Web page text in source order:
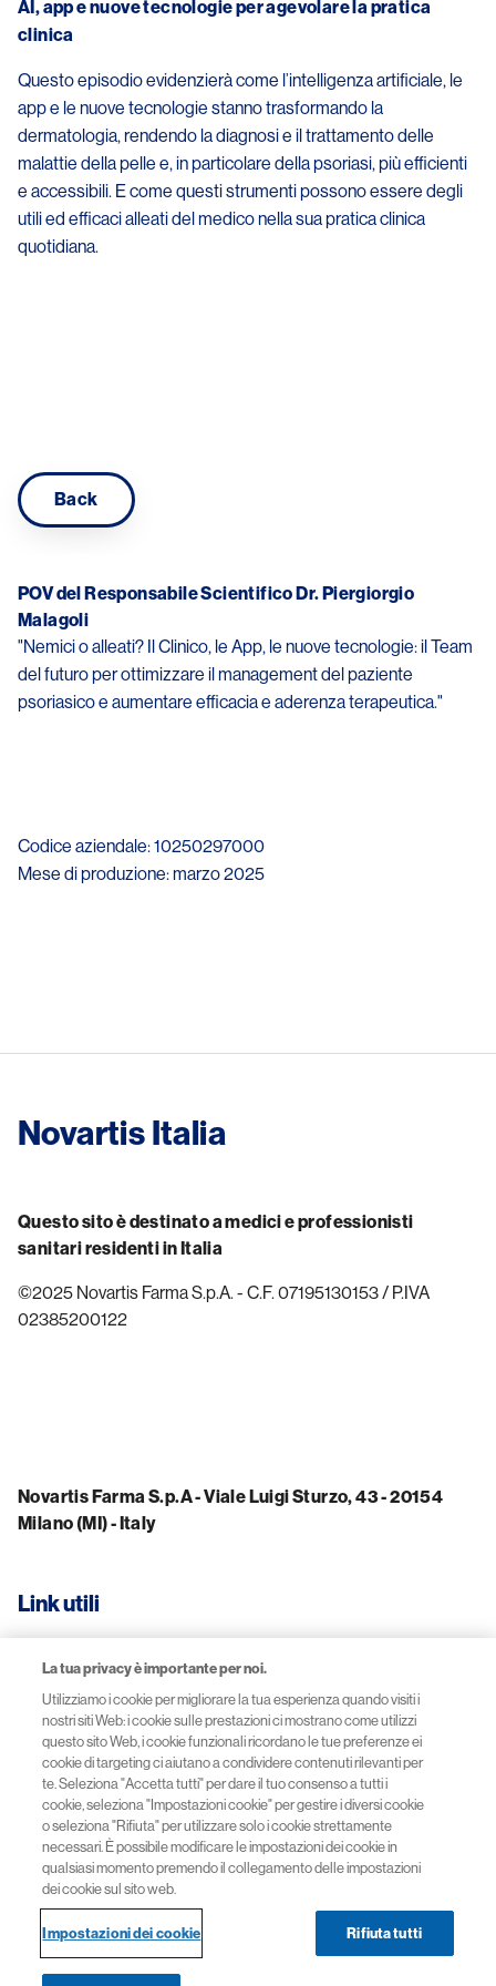
AI, app e nuove tecnologie per agevolare la pratica
clinica
Questo episodio evidenzierà come l’intelligenza artificiale, le
app e le nuove tecnologie stanno trasformando la
dermatologia, rendendo la diagnosi e il trattamento delle
malattie della pelle e, in particolare della psoriasi, più efficienti
e accessibili. E come questi strumenti possono essere degli
utili ed efficaci alleati del medico nella sua pratica clinica
quotidiana.
Back
POV del Responsabile Scientifico Dr. Piergiorgio
Malagoli
"Nemici o alleati? Il Clinico, le App, le nuove tecnologie: il Team
del futuro per ottimizzare il management del paziente
psoriasico e aumentare efficacia e aderenza terapeutica."
Codice aziendale: 10250297000
Mese di produzione: marzo 2025
Novartis Italia
Questo sito è destinato a medici e professionisti
sanitari residenti in Italia
©2025 Novartis Farma S.p.A. - C.F. 07195130153 / P.IVA
02385200122
Novartis Farma S.p.A - Viale Luigi Sturzo, 43 - 20154
Milano (MI) - Italy
Link utili
Termini e condizioni
Privacy policy
Impostazioni dei cookie
Accessibilità
Contattaci
La tua privacy è importante per noi.
Utilizziamo i cookie per migliorare la tua esperienza quando visiti i
nostri siti Web: i cookie sulle prestazioni ci mostrano come utilizzi
questo sito Web, i cookie funzionali ricordano le tue preferenze ei
cookie di targeting ci aiutano a condividere contenuti rilevanti per
te. Seleziona "Accetta tutti" per dare il tuo consenso a tutti i
cookie, seleziona "Impostazioni cookie" per gestire i diversi cookie
o seleziona "Rifiuta" per utilizzare solo i cookie strettamente
necessari. È possibile modificare le impostazioni dei cookie in
qualsiasi momento premendo il collegamento delle impostazioni
dei cookie sul sito web.
Impostazioni dei cookie Rifiuta tutti